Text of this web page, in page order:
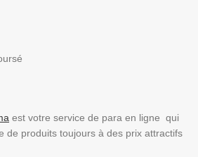
est votre service de para en ligne qui
de produits toujours à des prix attractifs